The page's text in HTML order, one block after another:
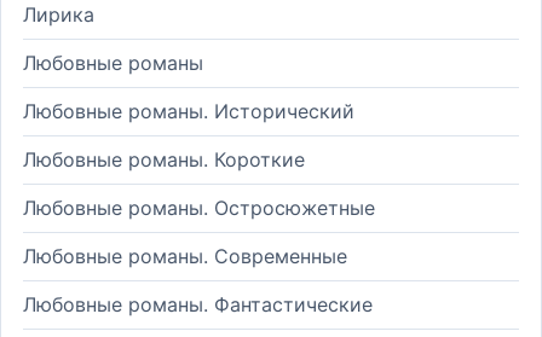
Лирика
Любовные романы
Любовные романы. Исторический
Любовные романы. Короткие
Любовные романы. Остросюжетные
Любовные романы. Современные
Любовные романы. Фантастические